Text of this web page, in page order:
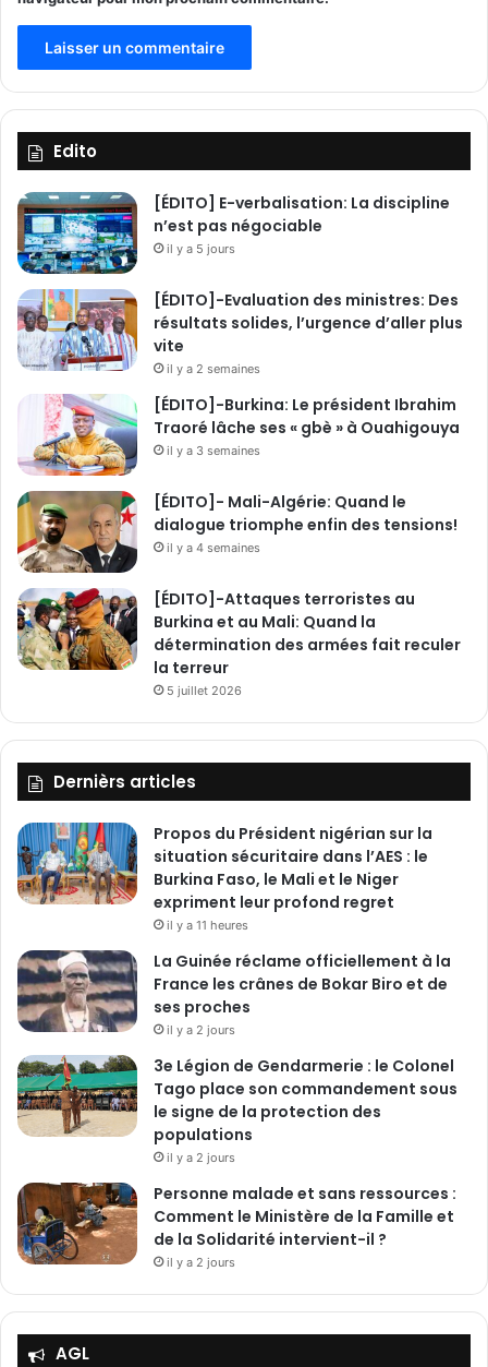
é
e
Edito
[ÉDITO] E-verbalisation: La discipline
n’est pas négociable
il y a 5 jours
[ÉDITO]-Evaluation des ministres: Des
résultats solides, l’urgence d’aller plus
vite
il y a 2 semaines
[ÉDITO]-Burkina: Le président Ibrahim
Traoré lâche ses « gbè » à Ouahigouya
il y a 3 semaines
[ÉDITO]- Mali-Algérie: Quand le
dialogue triomphe enfin des tensions!
il y a 4 semaines
[ÉDITO]-Attaques terroristes au
Burkina et au Mali: Quand la
détermination des armées fait reculer
la terreur
5 juillet 2026
Dernièrs articles
Propos du Président nigérian sur la
situation sécuritaire dans l’AES : le
Burkina Faso, le Mali et le Niger
expriment leur profond regret
il y a 11 heures
La Guinée réclame officiellement à la
France les crânes de Bokar Biro et de
ses proches
il y a 2 jours
3e Légion de Gendarmerie : le Colonel
Tago place son commandement sous
le signe de la protection des
populations
il y a 2 jours
Personne malade et sans ressources :
Comment le Ministère de la Famille et
de la Solidarité intervient-il ?
il y a 2 jours
AGL